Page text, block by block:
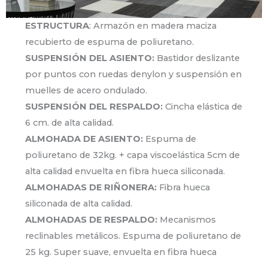
ESTRUCTURA: Armazón en madera maciza
recubierto de espuma de poliuretano.
SUSPENSIÓN DEL ASIENTO: Bastidor deslizante
por puntos con ruedas denylon y suspensión en
muelles de acero ondulado.
SUSPENSIÓN DEL RESPALDO: Cincha elástica de
6 cm. de alta calidad.
ALMOHADA DE ASIENTO: Espuma de
poliuretano de 32kg. + capa viscoelástica 5cm de
alta calidad envuelta en fibra hueca siliconada.
ALMOHADAS DE RIÑONERA: Fibra hueca
siliconada de alta calidad.
ALMOHADAS DE RESPALDO: Mecanismos
reclinables metálicos. Espuma de poliuretano de
25 kg. Super suave, envuelta en fibra hueca